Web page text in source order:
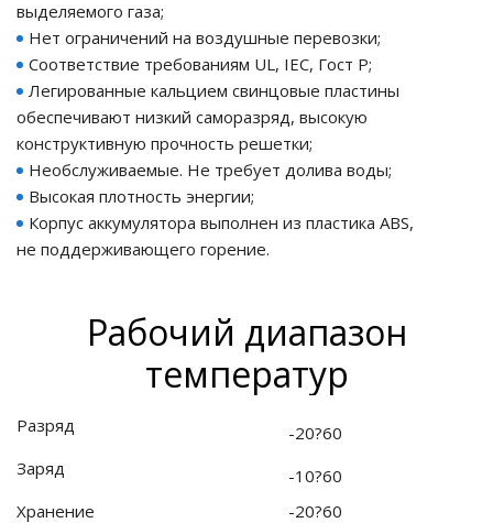
питания PDU
Питания
корпуса)
выделяемого газа;
Нет ограничений на воздушные перевозки;
Соответствие требованиям UL, IEC, Гост Р;
Легированные кальцием свинцовые пластины
обеспечивают низкий саморазряд, высокую
конструктивную прочность решетки;
Необслуживаемые. Не требует долива воды;
Высокая плотность энергии;
Корпус аккумулятора выполнен из пластика ABS,
не поддерживающего горение.
Рабочий диапазон
температур
Разряд
-20?60
Заряд
-10?60
Хранение
-20?60